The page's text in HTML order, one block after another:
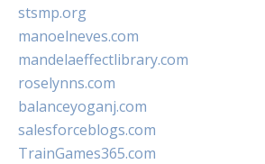
stsmp.org
manoelneves.com
mandelaeffectlibrary.com
roselynns.com
balanceyoganj.com
salesforceblogs.com
TrainGames365.com